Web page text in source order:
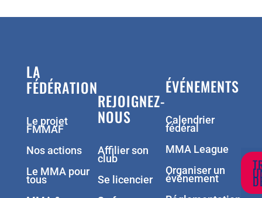
LA
FÉDÉRATION
Le projet
FMMAF
Nos actions
Le MMA pour
tous
REJOIGNEZ-
NOUS
Affilier son
club
Se licencier
ÉVÉNEMENTS
Calendrier
fédéral
MMA League
Organiser un
événement